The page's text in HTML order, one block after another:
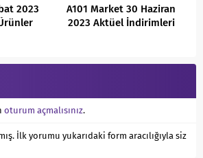
2023
A101 Market 30 Haziran
2023 Aktüel İndirimleri
oturum açmalısınız.
İlk yorumu yukarıdaki form aracılığıyla siz